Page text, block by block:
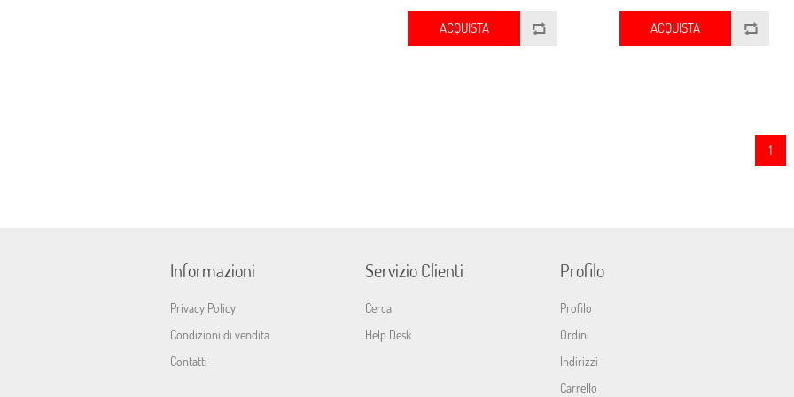
ACQUISTA ACQUISTA
1
Informazioni
Privacy Policy
Condizioni di vendita
Contatti
Servizio Clienti
Cerca
Help Desk
Profilo
Profilo
Ordini
Indirizzi
Carrello